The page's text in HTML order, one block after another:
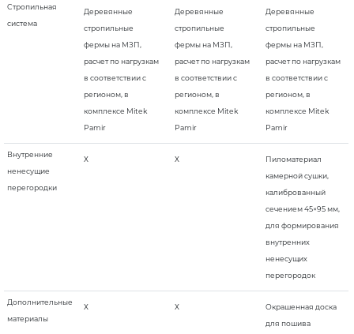
Стропильная
система
Деревянные
стропильные
фермы на МЗП,
расчет по нагрузкам
в соответствии с
регионом, в
комплексе Mitek
Pamir
Деревянные
стропильные
фермы на МЗП,
расчет по нагрузкам
в соответствии с
регионом, в
комплексе Mitek
Pamir
Деревянные
стропильные
фермы на МЗП,
расчет по нагрузкам
в соответствии с
регионом, в
комплексе Mitek
Pamir
Внутренние
ненесущие
перегородки
Х Х
Пиломатериал
камерной сушки,
калиброванный
сечением 45×95 мм,
для формирования
внутренних
ненесущих
перегородок
Дополнительные
материалы
Х Х
Окрашенная доска
для пошива